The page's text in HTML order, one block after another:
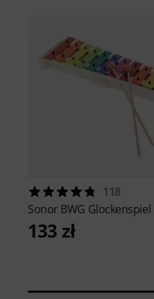
118
Sonor BWG Glockenspiel
133 zł